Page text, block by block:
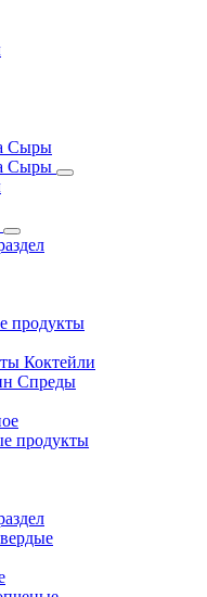
Сыры
Сыры
продукты
Коктейли
Спреды
продукты